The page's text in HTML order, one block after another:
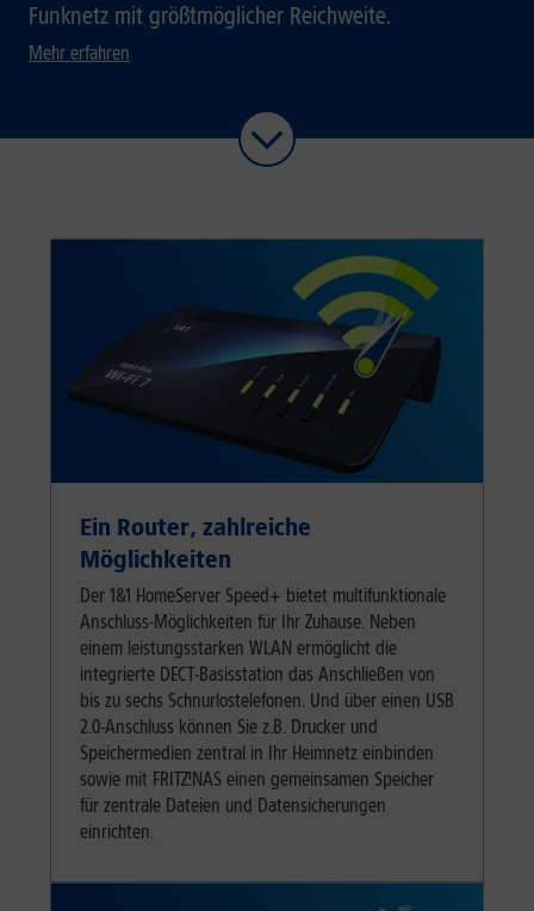
Funknetz mit größtmöglicher Reichweite.
Mehr erfahren
Ein Router, zahlreiche
Möglichkeiten
Der 1&1 HomeServer Speed+ bietet multifunktionale
Anschluss-Möglichkeiten für Ihr Zuhause. Neben
einem leistungsstarken WLAN ermöglicht die
integrierte DECT-Basisstation das Anschließen von
bis zu sechs Schnurlostelefonen. Und über einen USB
2.0-Anschluss können Sie z.B. Drucker und
Speichermedien zentral in Ihr Heimnetz einbinden
sowie mit FRITZ!NAS einen gemeinsamen Speicher
für zentrale Dateien und Datensicherungen
einrichten.